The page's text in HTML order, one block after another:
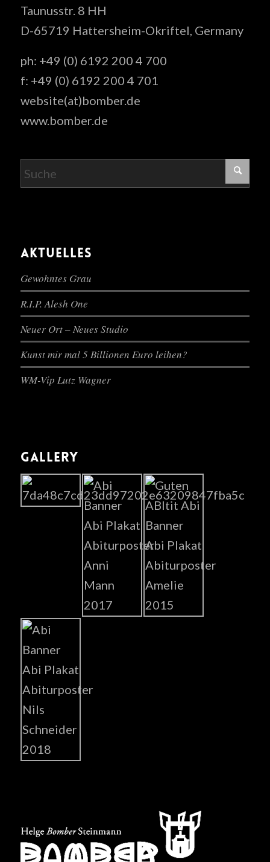
Taunusstr. 8 HH
D-65719 Hattersheim-Okriftel, Germany
ph: +49 (0) 6192 200 4 700
f: +49 (0) 6192 200 4 701
website(at)bomber.de
www.bomber.de
AKTUELLES
Gewohntes Grau
R.I.P. Alesh One
Neuer Ort – Neues Studio
Kunst mir mal 5 Billionen Euro leihen?
WM-Vip Lutz Wagner
GALLERY